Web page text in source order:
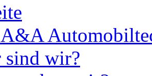
sind wir?